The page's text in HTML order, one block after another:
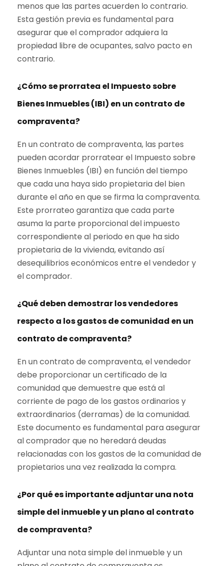
menos que las partes acuerden lo contrario.
Esta gestión previa es fundamental para
asegurar que el comprador adquiera la
propiedad libre de ocupantes, salvo pacto en
contrario.
¿Cómo se prorratea el Impuesto sobre
Bienes Inmuebles (IBI) en un contrato de
compraventa?
En un contrato de compraventa, las partes
pueden acordar prorratear el Impuesto sobre
Bienes Inmuebles (IBI) en función del tiempo
que cada una haya sido propietaria del bien
durante el año en que se firma la compraventa.
Este prorrateo garantiza que cada parte
asuma la parte proporcional del impuesto
correspondiente al periodo en que ha sido
propietaria de la vivienda, evitando así
desequilibrios económicos entre el vendedor y
el comprador.
¿Qué deben demostrar los vendedores
respecto a los gastos de comunidad en un
contrato de compraventa?
En un contrato de compraventa, el vendedor
debe proporcionar un certificado de la
comunidad que demuestre que está al
corriente de pago de los gastos ordinarios y
extraordinarios (derramas) de la comunidad.
Este documento es fundamental para asegurar
al comprador que no heredará deudas
relacionadas con los gastos de la comunidad de
propietarios una vez realizada la compra.
¿Por qué es importante adjuntar una nota
simple del inmueble y un plano al contrato
de compraventa?
Adjuntar una nota simple del inmueble y un